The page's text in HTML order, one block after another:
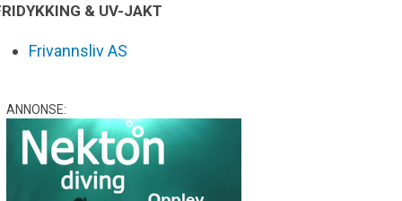
& UV-JAKT
Frivannsliv AS
ANNONSE: